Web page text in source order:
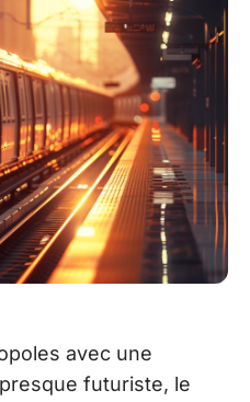
avec une
futuriste, le